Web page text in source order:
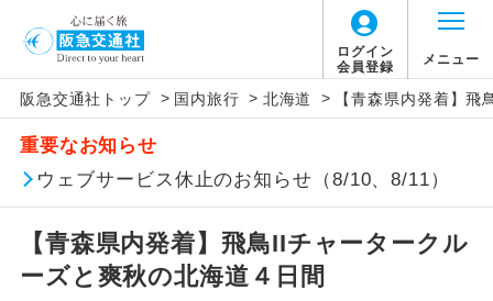
ログイン
会員登録
メニュー
阪急交通社トップ > 国内旅行 > 北海道 > 【青森県内発着】
重要なお知らせ
ウェブサービス休止のお知らせ（8/10、8/11）
【青森県内発着】飛鳥IIチャータークル
ーズと爽秋の北海道４日間
アイコン 説明
添乗員同行
往路出発空港（駅）から復路到着空港
（駅）まで同行します。
現地添乗員同
現地到着空港（駅）から最終日出発空港
（駅）まで添乗員が同行します。